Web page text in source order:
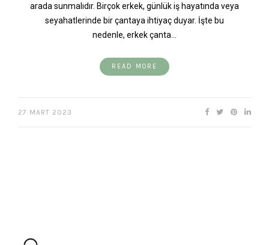
arada sunmalıdır. Birçok erkek, günlük iş hayatında veya
seyahatlerinde bir çantaya ihtiyaç duyar. İşte bu
nedenle, erkek çanta…
READ MORE
27 MART 2023